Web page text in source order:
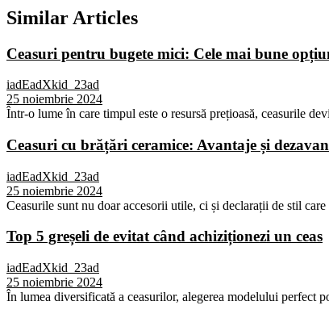
Similar Articles
Ceasuri pentru bugete mici: Cele mai bune
iadEadXkid_23ad
25 noiembrie 2024
Într-o lume în care timpul este o resursă prețioasă, ceasurile
Ceasuri cu brățări ceramice: Avantaje și
iadEadXkid_23ad
25 noiembrie 2024
Ceasurile sunt nu doar accesorii utile, ci și declarații de stil
Top 5 greșeli de evitat când achiziționezi un ceas
iadEadXkid_23ad
25 noiembrie 2024
În lumea diversificată a ceasurilor, alegerea modelului perfect